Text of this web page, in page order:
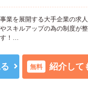
業を展開する大手企業の求人
スキルアップの為の制度が
！
相談ください。
無料 紹介して